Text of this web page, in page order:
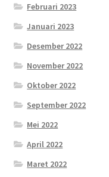
Februari 2023
Januari 2023
Desember 2022
November 2022
Oktober 2022
September 2022
Mei 2022
April 2022
Maret 2022